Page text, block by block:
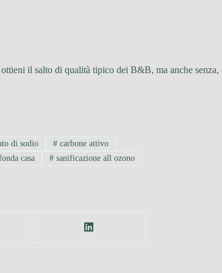
ottieni il salto di qualità tipico dei B&B, ma anche senza,
di sodio #carbone attivo
casa # sanificazione all ozono